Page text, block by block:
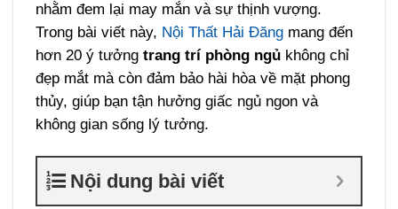
nhằm đem lại may mắn và sự thịnh vượng.
Trong bài viết này, Nội Thất Hải Đăng mang đến
hơn 20 ý tưởngtrang trí phòng ngủ không chỉ
đẹp mắt mà còn đảm bảo hài hòa về mặt phong
thủy, giúp bạn tận hưởng giấc ngủ ngon và
không gian sống lý tưởng.
Nội dung bài viết